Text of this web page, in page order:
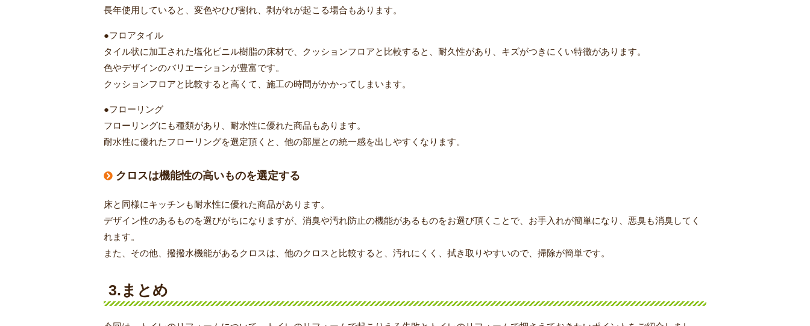
長年使用していると、変色やひび割れ、剥がれが起こる場合もあります。
●フロアタイル
タイル状に加工された塩化ビニル樹脂の床材で、クッションフロアと比較すると、耐久性があり、キズがつきにくい特徴があります。
色やデザインのバリエーションが豊富です。
クッションフロアと比較すると高くて、施工の時間がかかってしまいます。
●フローリング
フローリングにも種類があり、耐水性に優れた商品もあります。
耐水性に優れたフローリングを選定頂くと、他の部屋との統一感を出しやすくなります。
クロスは機能性の高いものを選定する
床と同様にキッチンも耐水性に優れた商品があります。
デザイン性のあるものを選びがちになりますが、消臭や汚れ防止の機能があるものをお選び頂くことで、お手入れが簡単になり、悪臭も消臭してく
れます。
また、その他、撥撥水機能があるクロスは、他のクロスと比較すると、汚れにくく、拭き取りやすいので、掃除が簡単です。
3.まとめ